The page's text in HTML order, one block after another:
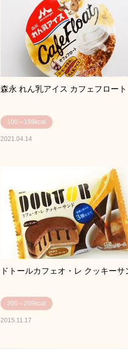
森永 れん乳アイス カフェフロート
100～199kcal
2021.04.14
ドトールカフェオ・レ クッキーサ
200～299kcal
2015.11.17